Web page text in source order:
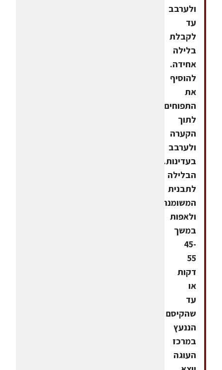
ולערבב
עד
לקבלת
בלילה
אחידה.
להוסיף
את
התפוחים
לתוך
הקערה
ולערבב
בעדינות.לצקת
הבלילה
לתבנית
המשומנת
ולאפות
במשך
45-
55
דקות
או
עד
שהקיסם
הננעץ
במרכז
העוגה